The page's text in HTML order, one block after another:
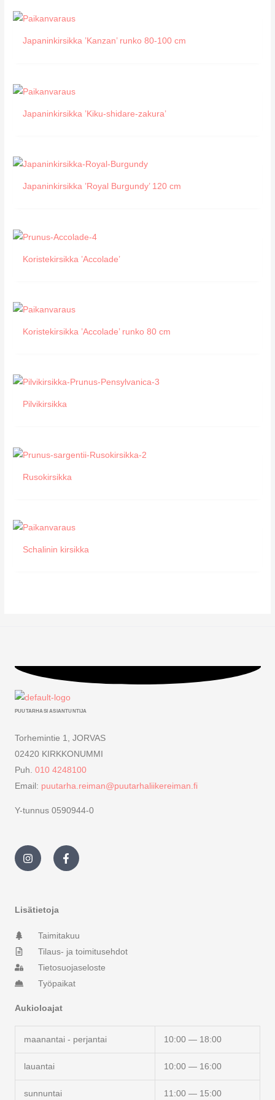
Japaninkirsikka ’Kanzan’ runko 80-100 cm
Japaninkirsikka ’Kiku-shidare-zakura’
Japaninkirsikka ’Royal Burgundy’ 120 cm
Koristekirsikka ’Accolade’
Koristekirsikka ’Accolade’ runko 80 cm
Pilvikirsikka
Rusokirsikka
Schalinin kirsikka
PUUTARHASI ASIANTUNTIJA
Torhemintie 1, JORVAS
02420 KIRKKONUMMI
Puh. 010 4248100
Email: puutarha.reiman@puutarhaliikereiman.fi
Y-tunnus 0590944-0
I
n
s
t
r
a
F
a
c
e
f
Lisätietoja
Taimitakuu
Tilaus- ja toimitusehdot
Tietosuojaseloste
Työpaikat
Aukioloajat
maanantai - perjantai 10:00 — 18:00
lauantai 10:00 — 16:00
sunnuntai 11:00 — 15:00